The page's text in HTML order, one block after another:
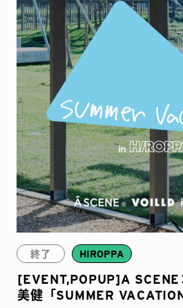
終了 HIROPPA
[EVENT,POPUP]A
美健「SUMMER VACATION